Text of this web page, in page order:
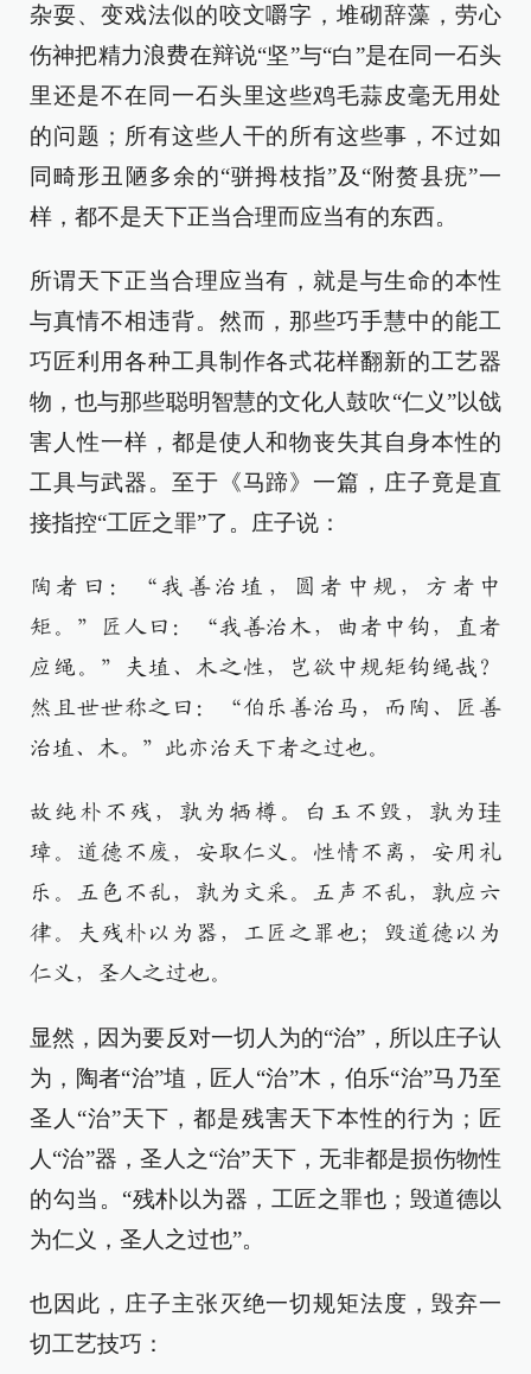
杂耍、变戏法似的咬文嚼字，堆砌辞藻，劳心
伤神把精力浪费在辩说“坚”与“白”是在同一石头
里还是不在同一石头里这些鸡毛蒜皮毫无用处
的问题；所有这些人干的所有这些事，不过如
同畸形丑陋多余的“骈拇枝指”及“附赘县疣”一
样，都不是天下正当合理而应当有的东西。
所谓天下正当合理应当有，就是与生命的本性
与真情不相违背。然而，那些巧手慧中的能工
巧匠利用各种工具制作各式花样翻新的工艺器
物，也与那些聪明智慧的文化人鼓吹“仁义”以戗
害人性一样，都是使人和物丧失其自身本性的
工具与武器。至于《马蹄》一篇，庄子竟是直
接指控“工匠之罪”了。庄子说：
陶者曰：“我善治埴，圆者中规，方者中
矩。”匠人曰：“我善治木，曲者中钩，直者
应绳。”夫埴、木之性，岂欲中规矩钩绳哉？
然且世世称之曰：“伯乐善治马，而陶、匠善
治埴、木。”此亦治天下者之过也。
故纯朴不残，孰为牺樽。白玉不毁，孰为珪
璋。道德不废，安取仁义。性情不离，安用礼
乐。五色不乱，孰为文采。五声不乱，孰应六
律。夫残朴以为器，工匠之罪也；毁道德以为
仁义，圣人之过也。
显然，因为要反对一切人为的“治”，所以庄子认
为，陶者“治”埴，匠人“治”木，伯乐“治”马乃至
圣人“治”天下，都是残害天下本性的行为；匠
人“治”器，圣人之“治”天下，无非都是损伤物性
的勾当。“残朴以为器，工匠之罪也；毁道德以
为仁义，圣人之过也”。
也因此，庄子主张灭绝一切规矩法度，毁弃一
切工艺技巧：